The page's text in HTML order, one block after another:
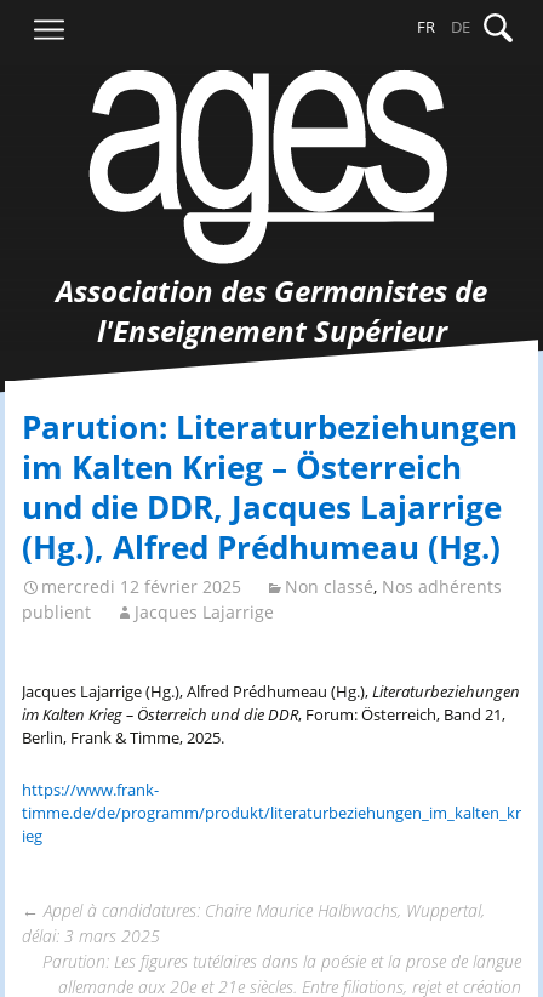
contenu
FR DE
Association des Germanistes de
l'Enseignement Supérieur
Parution: Literaturbeziehungen
im Kalten Krieg – Österreich
und die DDR, Jacques Lajarrige
(Hg.), Alfred Prédhumeau (Hg.)
mercredi 12 février 2025 Non classé, Nos adhérents
publient
Jacques Lajarrige
Jacques Lajarrige (Hg.), Alfred Prédhumeau (Hg.),Literaturbeziehungen
im Kalten Krieg – Österreich und die DDR, Forum: Österreich, Band 21,
Berlin, Frank & Timme, 2025.
https://www.frank-
timme.de/de/programm/produkt/literaturbeziehungen_im_kalten_kr
ieg
Navigation
← Appel à candidatures: Chaire Maurice Halbwachs, Wuppertal,
délai: 3 mars 2025
Parution: Les figures tutélaires dans la poésie et la prose de langue
allemande aux 20e et 21e siècles. Entre filiations, rejet et création